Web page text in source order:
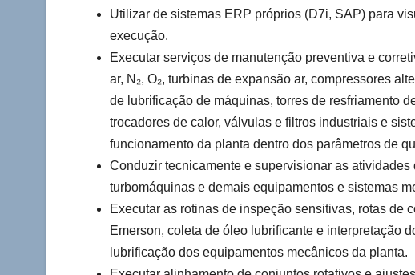
Utilizar de sistemas ERP próprios (D7i, SAP) para
execução.
Executar serviços de manutenção preventiva e
ar, N₂, O₂, turbinas de expansão ar, compressores
de lubrificação de máquinas, torres de resfriamento
trocadores de calor, válvulas e filtros industriais e
funcionamento da planta dentro dos parâmetros de
Conduzir tecnicamente e supervisionar as
turbomáquinas e demais equipamentos e sistemas
Executar as rotinas de inspeção sensitivas, rotas de
Emerson, coleta de óleo lubrificante e interpretação
lubrificação dos equipamentos mecânicos da planta.